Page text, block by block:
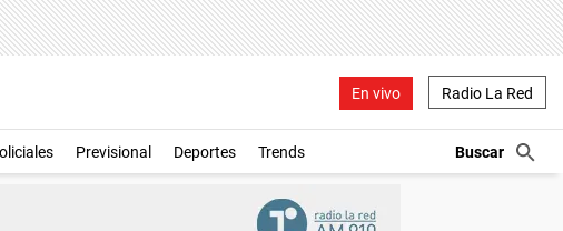
En vivo Radio La Red
Previsional Deportes Trends